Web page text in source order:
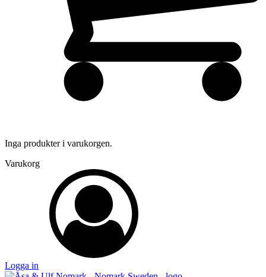
Inga produkter i varukorgen.
Varukorg
Logga in